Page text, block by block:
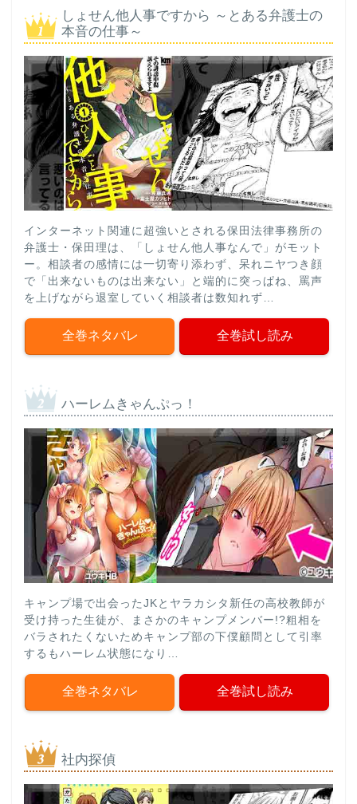
しょせん他人事ですから ～とある弁護士の
本音の仕事～
インターネット関連に超強いとされる保田法律事務所の
弁護士・保田理は、「しょせん他人事なんで」がモット
ー。相談者の感情には一切寄り添わず、呆れニヤつき顔
で「出来ないものは出来ない」と端的に突っぱね、罵声
を上げながら退室していく相談者は数知れず…
全巻ネタバレ 全巻試し読み
ハーレムきゃんぷっ！
キャンプ場で出会ったJKとヤラカシタ新任の高校教師が
受け持った生徒が、まさかのキャンプメンバー!?粗相を
バラされたくないためキャンプ部の下僕顧問として引率
するもハーレム状態になり…
全巻ネタバレ 全巻試し読み
社内探偵